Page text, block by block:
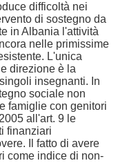
difficoltà nei
di sostegno da
in Albania l'attività
nelle primissime
L'unica
direzione è la
insegnanti. In
sociale non
famiglie con genitori
all'art. 9 le
finanziari
Il fatto di avere
come indice di non-